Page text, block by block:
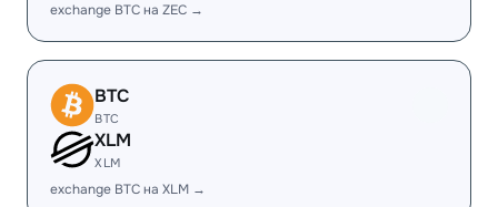
exchange BTC на ZEC →
BTC
BTC
XLM
XLM
exchange BTC на XLM →